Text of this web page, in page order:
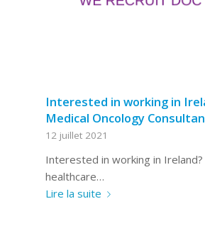
Interested in working in
Medical Oncology
12 juillet 2021
Interested in working in Ireland?
healthcare…
Lire la suite